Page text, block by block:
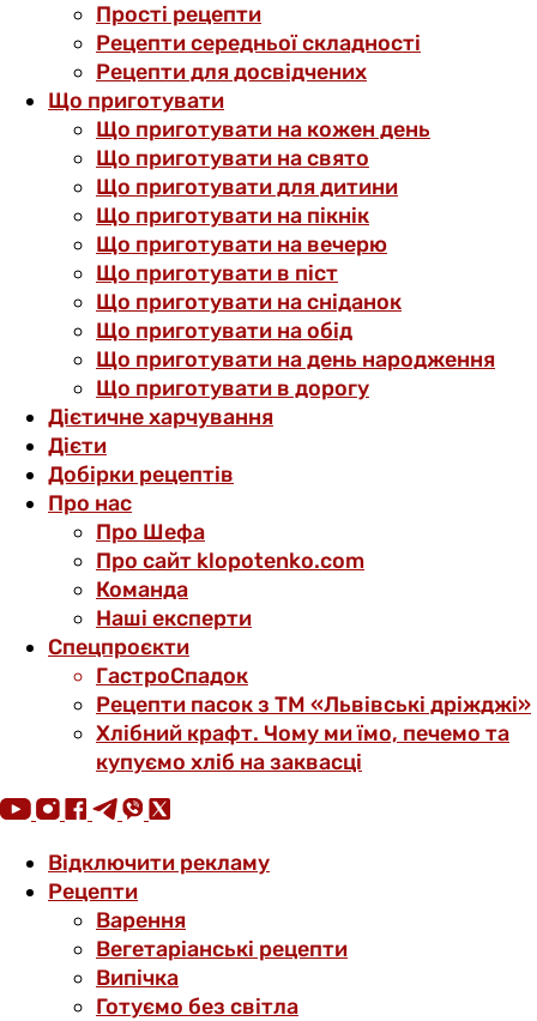
Прості рецепти
Рецепти середньої складності
Рецепти для досвідчених
Що приготувати
Що приготувати на кожен день
Що приготувати на свято
Що приготувати для дитини
Що приготувати на пікнік
Що приготувати на вечерю
Що приготувати в піст
Що приготувати на сніданок
Що приготувати на обід
Що приготувати на день народження
Що приготувати в дорогу
Дієтичне харчування
Дієти
Добірки рецептів
Про нас
Про Шефа
Про сайт klopotenko.com
Команда
Наші експерти
Спецпроєкти
ГастроСпадок
Рецепти пасок з ТМ «Львівські дріжджі»
Хлібний крафт. Чому ми їмо, печемо та
купуємо хліб на заквасці
Відключити рекламу
Рецепти
Варення
Вегетаріанські рецепти
Випічка
Готуємо без світла